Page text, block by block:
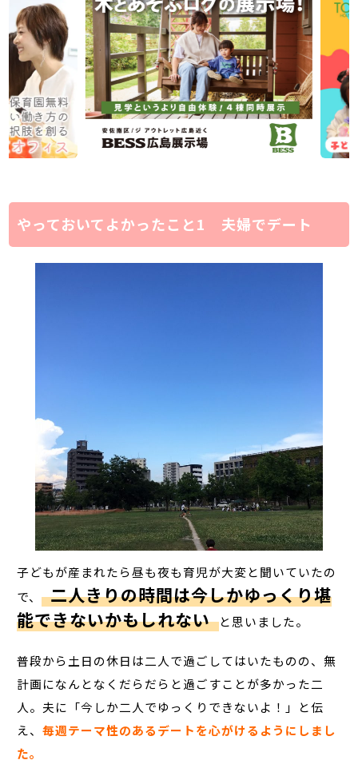
やっておいてよかったこと1 夫婦でデート
子どもが産まれたら昼も夜も育児が大変と聞いていたの
で、 二人きりの時間は今しかゆっくり堪
能できないかもしれない と思いました。
普段から土日の休日は二人で過ごしてはいたものの、無
計画になんとなくだらだらと過ごすことが多かった二
人。夫に「今しか二人でゆっくりできないよ！」と伝
え、毎週テーマ性のあるデートを心がけるようにしまし
た。